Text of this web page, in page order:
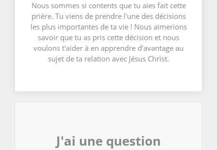
Nous sommes si contents que tu aies fait cette
prière. Tu viens de prendre l'une des décisions
les plus importantes de ta vie ! Nous aimerions
savoir que tu as pris cette décision et nous
voulons t'aider à en apprendre d'avantage au
sujet de ta relation avec Jésus Christ.
J'ai une question